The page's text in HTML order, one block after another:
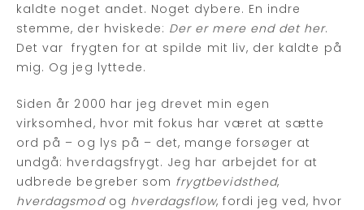
kaldte noget andet. Noget dybere. En indre
stemme, der hviskede: Der er mere end det her.
Det var frygten for at spilde mit liv, der kaldte på
mig. Og jeg lyttede.
Siden år 2000 har jeg drevet min egen
virksomhed, hvor mit fokus har været at sætte
ord på – og lys på – det, mange forsøger at
undgå: hverdagsfrygt. Jeg har arbejdet for at
udbrede begreber som frygtbevidsthed,
hverdagsmodog hverdagsflow, fordi jeg ved, hvor